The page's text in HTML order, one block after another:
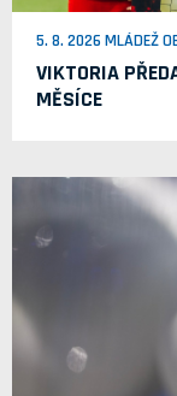
5. 8. 2026 MLÁDEŽ
VIKTORIA
MĚSÍCE